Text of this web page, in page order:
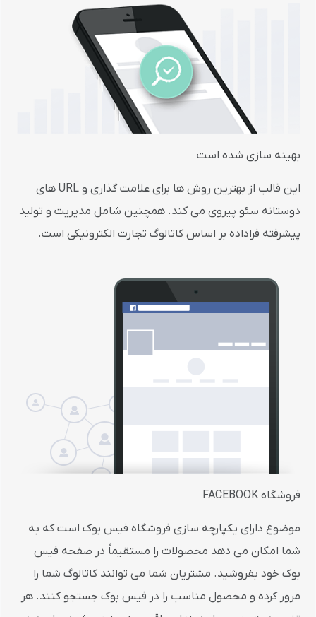
بهینه سازی شده است
این قالب از بهترین روش ها برای علامت گذاری و URL های
دوستانه سئو پیروی می کند. همچنین شامل مدیریت و تولید
پیشرفته فراداده بر اساس کاتالوگ تجارت الکترونیکی است.
فروشگاه FACEBOOK
موضوع دارای یکپارچه سازی فروشگاه فیس بوک است که به
شما امکان می دهد محصولات را مستقیماً در صفحه فیس
بوک خود بفروشید. مشتریان شما می توانند کاتالوگ شما را
مرور کرده و محصول مناسب را در فیس بوک جستجو کنند. هر